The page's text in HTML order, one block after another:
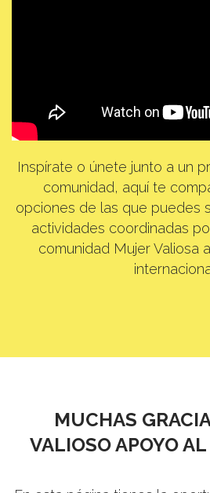
Inspírate o únete junto a un
comunidad, aquí te
opciones de las que puedes
actividades coordinadas
comunidad Mujer Valiosa
MUCHAS
VALIOSO APOYO